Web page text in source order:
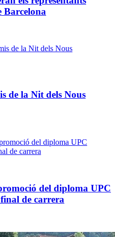
Barcelona
de la Nit dels Nous
del diploma UPC
de carrera